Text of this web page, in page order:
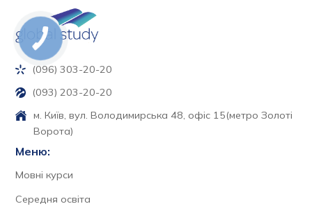
(096) 303-20-20
(093) 203-20-20
м. Київ, вул. Володимирська 48, офіс 15(метро Золоті
Ворота)
Меню:
Мовні курси
Середня освіта